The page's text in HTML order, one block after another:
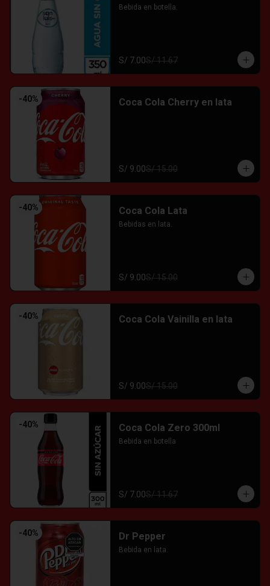
Bebida en botella.
S/ 7.00S/ 11.67
-40% Coca Cola Cherry en lata
S/ 9.00S/ 15.00
-40% Coca Cola Lata
Bebidas en lata.
S/ 9.00S/ 15.00
-40% Coca Cola Vainilla en lata
S/ 9.00S/ 15.00
-40% Coca Cola Zero 300ml
Bebida en botella
S/ 7.00S/ 11.67
-40% Dr Pepper
Bebida en lata.